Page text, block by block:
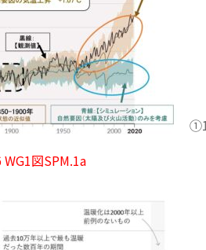
WG1図SPM.1a